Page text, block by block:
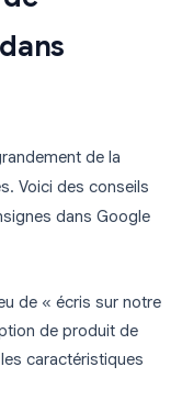
de la
Voici des conseils
dans Google
de « écris sur notre
de produit de
caractéristiques